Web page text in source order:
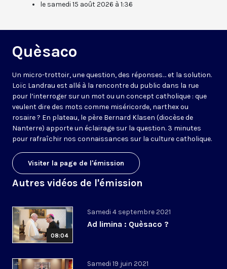
le samedi 15 août 2026 à 1:36
Quèsaco
Un micro-trottoir, une question, des réponses… et la solution.
Loïc Landrau est allé à la rencontre du public dans la rue
pour l’interroger sur un mot ou un concept catholique : que
veulent dire des mots comme miséricorde, narthex ou
rosaire ? En plateau, le père Bernard Klasen (diocèse de
Nanterre) apporte un éclairage sur la question. 3 minutes
pour rafraîchir nos connaissances sur la culture catholique.
Visiter la page de l'émission
Autres vidéos de l'émission
08:04
Samedi 4 septembre 2021
Ad limina : Quèsaco ?
Samedi 19 juin 2021